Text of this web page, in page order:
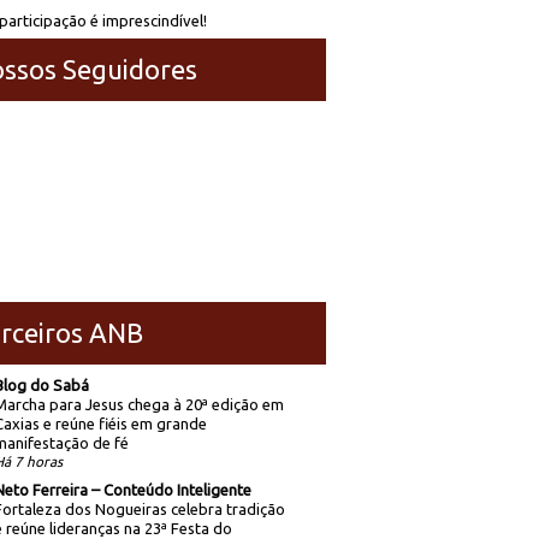
é imprescindível!
Seguidores
ANB
do Sabá
para Jesus chega à 20ª edição em
e reúne fiéis em grande
de fé
7 horas
Ferreira – Conteúdo Inteligente
dos Nogueiras celebra tradição
reúne lideranças na 23ª Festa do